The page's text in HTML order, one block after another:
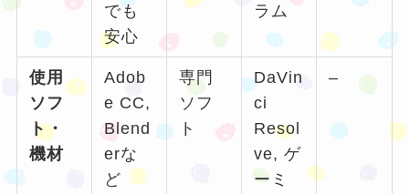
でも
安心
ラム
使用
ソフ
ト・
機材
Adob
e CC,
Blend
erな
ど
専門
ソフ
ト
DaVin
ci
Resol
ve, ゲ
ーミ
–